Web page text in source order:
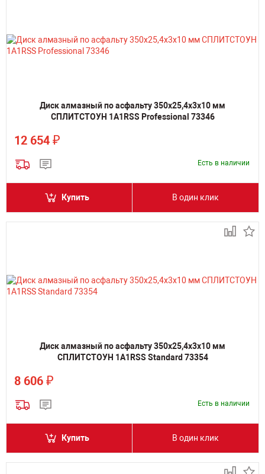
Диск алмазный по асфальту 350х25,4х3х10 мм
СПЛИТСТОУН 1A1RSS Professional 73346
12 654 ₽
Есть в наличии
Купить В один клик
Диск алмазный по асфальту 350х25,4х3х10 мм
СПЛИТСТОУН 1A1RSS Standard 73354
8 606 ₽
Есть в наличии
Купить В один клик